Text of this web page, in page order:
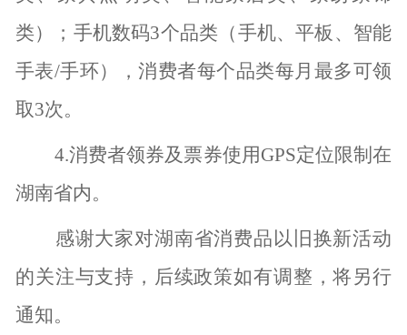
类）；手机数码3个品类（手机、平板、智能
手表/手环），消费者每个品类每月最多可领
取3次。
4.消费者领券及票券使用GPS定位限制在
湖南省内。
感谢大家对湖南省消费品以旧换新活动
的关注与支持，后续政策如有调整，将另行
通知。